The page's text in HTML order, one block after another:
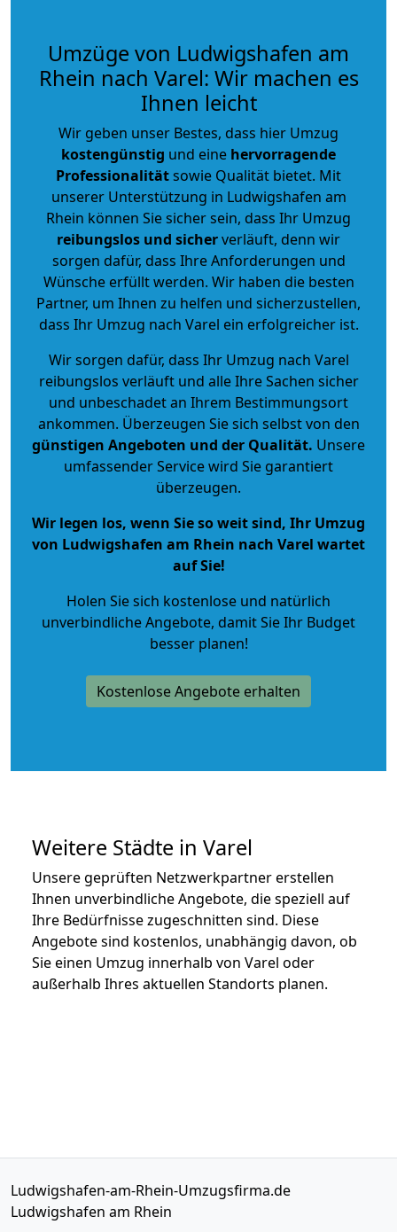
Umzüge von Ludwigshafen am
Rhein nach Varel: Wir machen es
Ihnen leicht
Wir geben unser Bestes, dass hier Umzug
kostengünstig und eine hervorragende
Professionalitätsowie Qualität bietet. Mit
unserer Unterstützung in Ludwigshafen am
Rhein können Sie sicher sein, dass Ihr Umzug
reibungslos und sicherverläuft, denn wir
sorgen dafür, dass Ihre Anforderungen und
Wünsche erfüllt werden. Wir haben die besten
Partner, um Ihnen zu helfen und sicherzustellen,
dass Ihr Umzug nach Varel ein erfolgreicher ist.
Wir sorgen dafür, dass Ihr Umzug nach Varel
reibungslos verläuft und alle Ihre Sachen sicher
und unbeschadet an Ihrem Bestimmungsort
ankommen. Überzeugen Sie sich selbst von den
günstigen Angeboten und der Qualität. Unsere
umfassender Service wird Sie garantiert
überzeugen.
Wir legen los, wenn Sie so weit sind, Ihr Umzug
von Ludwigshafen am Rhein nach Varel wartet
auf Sie!
Holen Sie sich kostenlose und natürlich
unverbindliche Angebote, damit Sie Ihr Budget
besser planen!
Kostenlose Angebote erhalten
Weitere Städte in Varel
Unsere geprüften Netzwerkpartner erstellen
Ihnen unverbindliche Angebote, die speziell auf
Ihre Bedürfnisse zugeschnitten sind. Diese
Angebote sind kostenlos, unabhängig davon, ob
Sie einen Umzug innerhalb von Varel oder
außerhalb Ihres aktuellen Standorts planen.
Ludwigshafen-am-Rhein-Umzugsfirma.de
Ludwigshafen am Rhein